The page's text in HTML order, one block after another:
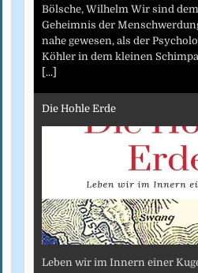
Bölsche, Wilhelm Wir sind
Geheimnis der
nahe gewesen, als der
Köhler in dem kleinen
[...]
Die Hohle Erde
Leben wir im Innern einer